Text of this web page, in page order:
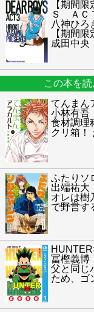
【期間
Ｓ ＡＣ
八神ひろ
【期間
成田中央
この本を
てんまん
小林有吾
食材調理
クリ箱！
ふたりソ
出端祐大
オレは樹
で野営す
冨樫義博
父と同じ
ため、ゴ